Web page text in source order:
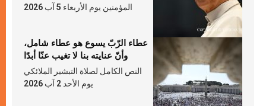
المؤمنين يوم الأربعاء 5 آب 2026
عطاء الرّبّ يسوع هو عطاء شامل،
وأنّ عنايته بنا لا تغيب عنّا أبدًا
النص الكامل لصلاة التبشير الملائكي
يوم الأحد 2 آب 2026